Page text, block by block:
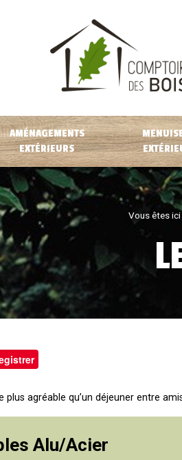
AMÉNAGEMENTS
EXTÉRIEURS
Vous êtes ici
plus agréable qu’un déjeuner entre
Alu/Acier